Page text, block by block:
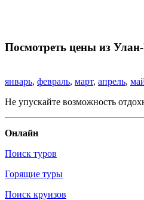
Посмотреть цены из
январь, февраль, март, апрель,
Не упускайте возможность
Онлайн
Поиск туров
Горящие туры
Поиск круизов